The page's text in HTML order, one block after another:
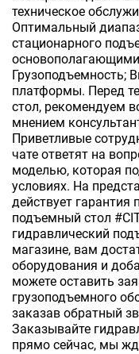
техническое
Оптимальный
стационарного
Грузоподъемность;
платформы. Перед
стол, рекомендуем
мнением
Приветливые
чате ответят на
моделью, которая
условиях. На
действует гарантия
подъемный стол
гидравлический
магазине, вам
оборудования и
можете оставить
грузоподъемного
заказав обратный
Заказывайте
прямо сейчас, мы